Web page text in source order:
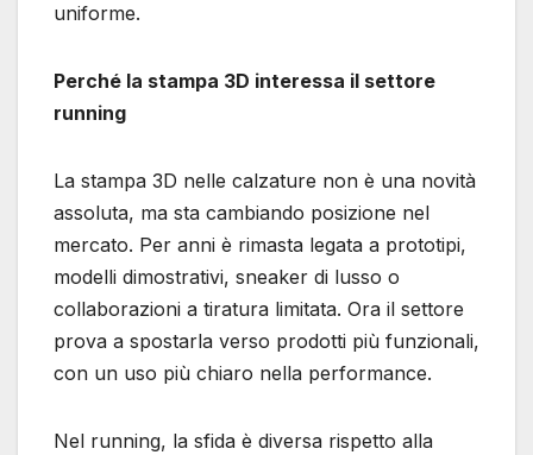
uniforme.
Perché la stampa 3D interessa il settore
running
La stampa 3D nelle calzature non è una novità
assoluta, ma sta cambiando posizione nel
mercato. Per anni è rimasta legata a prototipi,
modelli dimostrativi, sneaker di lusso o
collaborazioni a tiratura limitata. Ora il settore
prova a spostarla verso prodotti più funzionali,
con un uso più chiaro nella performance.
Nel running, la sfida è diversa rispetto alla